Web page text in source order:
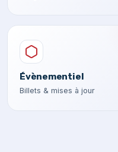
Évènementiel
Billets & mises à jour